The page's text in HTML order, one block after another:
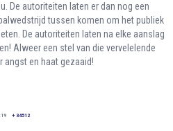
De autoriteiten laten er dan nog een
tussen komen om het publiek
De autoriteiten laten na elke aanslag
Alweer een stel van die vervelelende
angst en haat gezaaid!
+ 34512